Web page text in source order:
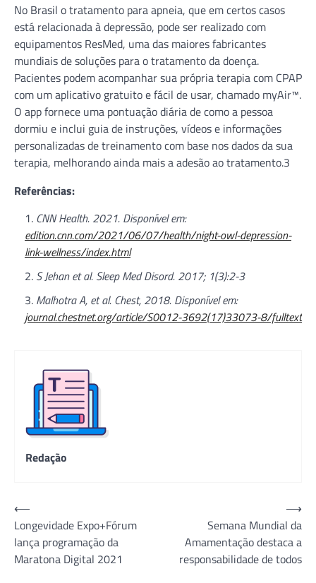
No Brasil o tratamento para apneia, que em certos casos
está relacionada à depressão, pode ser realizado com
equipamentos ResMed, uma das maiores fabricantes
mundiais de soluções para o tratamento da doença.
Pacientes podem acompanhar sua própria terapia com CPAP
com um aplicativo gratuito e fácil de usar, chamado myAir™.
O app fornece uma pontuação diária de como a pessoa
dormiu e inclui guia de instruções, vídeos e informações
personalizadas de treinamento com base nos dados da sua
terapia, melhorando ainda mais a adesão ao tratamento.3
Referências:
CNN Health. 2021. Disponível em:
edition.cnn.com/2021/06/07/health/night-owl-depression-
link-wellness/index.html
S Jehan et al. Sleep Med Disord. 2017; 1(3):2-3
Malhotra A, et al. Chest, 2018. Disponível em:
journal.chestnet.org/article/S0012-3692(17)33073-8/fulltext
Redação
Navegação
de
Post
⟵
Longevidade Expo+Fórum
lança programação da
Maratona Digital 2021
Semana Mundial da
Amamentação destaca a
responsabilidade de todos
⟶